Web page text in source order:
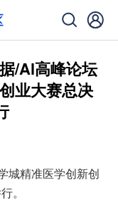
/Al高峰论坛
业大赛总决
城精准医学创新创
。